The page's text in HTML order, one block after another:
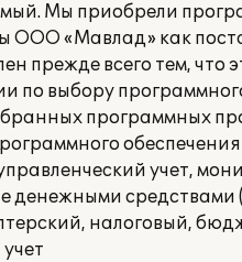
Мы приобрели
ООО «Мавлад» как
прежде всего тем,
по выбору
программных
учет,
денежными средствами
налоговый,